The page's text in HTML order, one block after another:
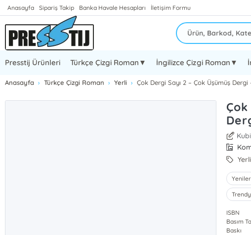
Anasayfa Sipariş Takip Banka Havale Hesapları İletişim Formu
Presstij Ürünleri Türkçe Çizgi Roman▼ İngilizce Çizgi Roman▼
Anasayfa Türkçe Çizgi Roman Yerli Çok Dergi Sayı 2 – Çok Üşümüş
Yerli
Yeniler
ISBN
Basım
Baskı